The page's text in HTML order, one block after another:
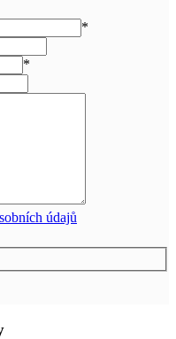
*
*
údajů